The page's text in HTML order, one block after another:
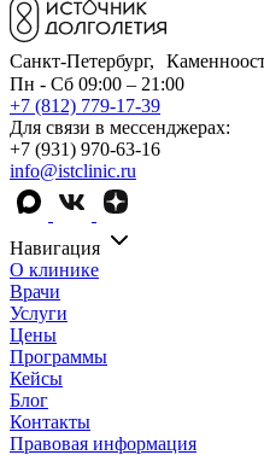
Санкт-Петербург,
Пн - Сб 09:00 – 21:00
+7 (812) 779-17-39
Для связи в мессенджерах:
+7 (931) 970-63-16
info@istclinic.ru
Навигация
О клинике
Врачи
Услуги
Цены
Программы
Кейсы
Блог
Контакты
Правовая информация